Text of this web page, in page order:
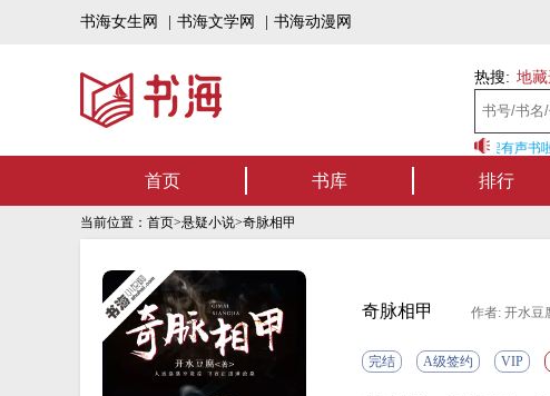
书海女生网 书海文学网 书海动漫网
热搜: 地
书海听书——好书可听，书海有声！书海上架有声书
首页 书库 排行
当前位置： 首页>悬疑小说>奇脉相甲
奇脉相甲 作者: 开水豆
完结 A级签约 VIP